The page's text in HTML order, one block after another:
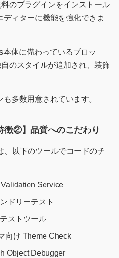
のプラグインをインストール
ィターに機能を強化できま
体に備わっているブロッ
のスタイルが追加され、装飾
多数用意されています。
徴②】品質へのこだわり
、以下のツールでコードのチ
Service
ドリーテスト
ストツール
向け Theme Check
Object Debugger